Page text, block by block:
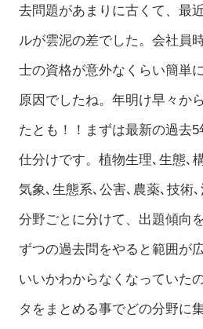
去問題があまりに古くて、最
ルが雲泥の差でした。会社員
士の資格が意外なくらい簡単
原因でしたね。年明け早々か
たとも！！まずは最新の過去
仕分けです。植物生理､生態､
気象､生態系､公害､農薬､技術
分野ごとに分けて、出題傾向
ずつの過去問をやると範囲が
いいかわからなくなっていた
タをまとめる事でどの分野に